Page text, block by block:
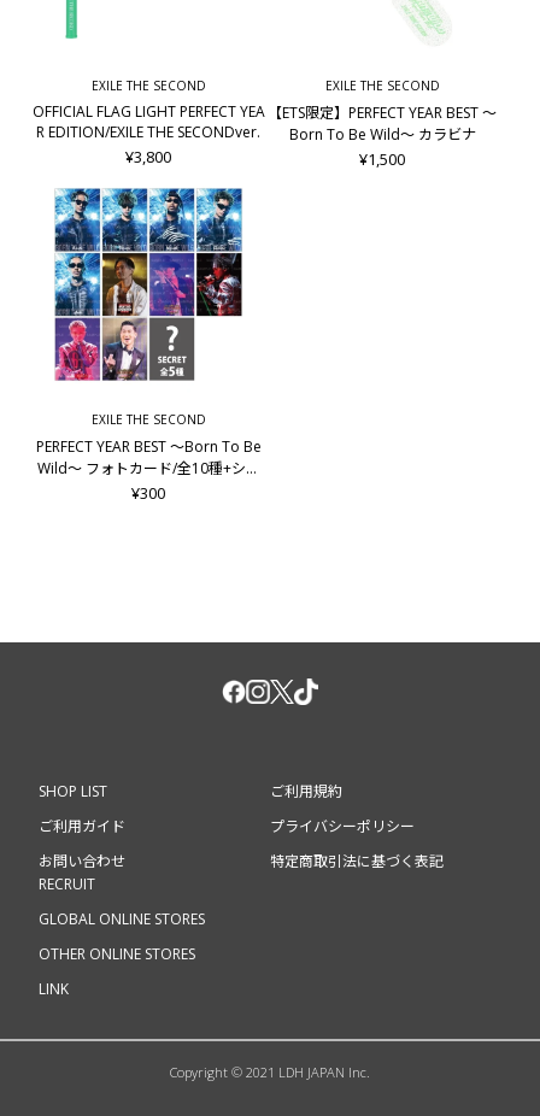
EXILE THE SECOND
OFFICIAL FLAG LIGHT PERFECT YEA
R EDITION/EXILE THE SECONDver.
¥3,800
EXILE THE SECOND
【ETS限定】PERFECT YEAR BEST ～
Born To Be Wild～ カラビナ
¥1,500
EXILE THE SECOND
PERFECT YEAR BEST ～Born To Be
Wild～ フォトカード/全10種+シー
クレット5種
¥300
SHOP LIST
ご利用ガイド
お問い合わせ
ご利用規約
プライバシーポリシー
特定商取引法に基づく表記
RECRUIT
GLOBAL ONLINE STORES
OTHER ONLINE STORES
LINK
Copyright © 2021 LDH JAPAN Inc.